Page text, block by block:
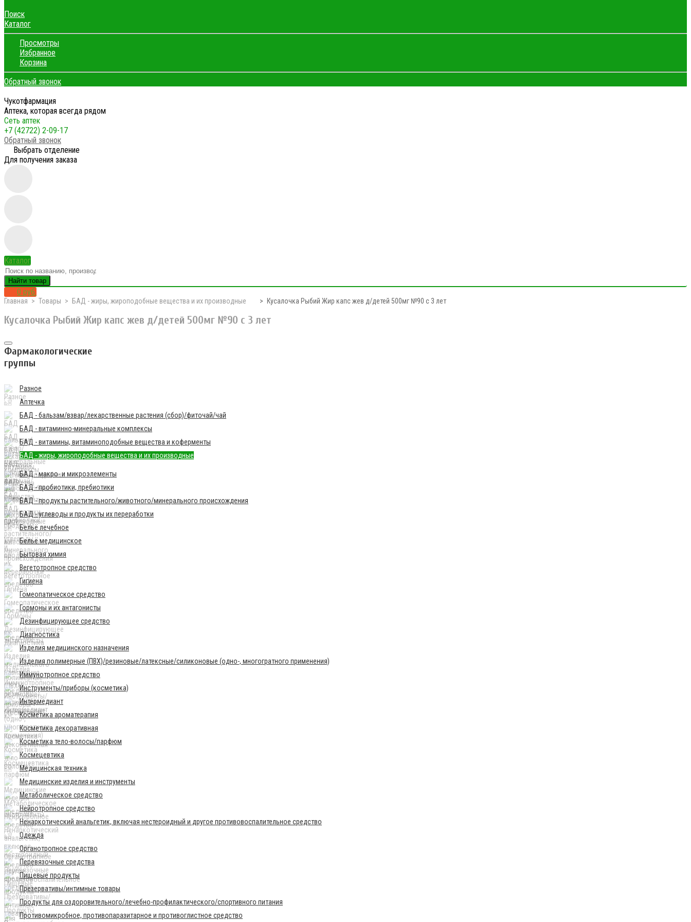
Поиск
Каталог
Просмотры
Избранное
Корзина
Обратный звонок
Чукотфармация
Аптека, которая всегда рядом
Сеть аптек
+7 (42722) 2-09-17
Обратный звонок
Выбрать отделение
Для получения заказа
Каталог
Найти товар
0 руб.
Главная Товары БАД - жиры, жироподобные вещества и их производные Кусалочка Рыбий Жир капс жев д/детей 500мг №90 с 3 лет
Кусалочка Рыбий Жир капс жев д/детей 500мг №90 с 3 лет
Фармакологические
группы
Разное
Аптечка
БАД - бальзам/взвар/лекарственные растения (сбор)/фиточай/чай
БАД - витаминно-минеральные комплексы
БАД - витамины, витаминоподобные вещества и коферменты
БАД - жиры, жироподобные вещества и их производные
БАД - макро- и микроэлементы
БАД - пробиотики, пребиотики
БАД - продукты растительного/животного/минерального происхождения
БАД - углеводы и продукты их переработки
Бельё лечебное
Бельё медицинское
Бытовая химия
Вегетотропное средство
Гигиена
Гомеопатическое средство
Гормоны и их антагонисты
Дезинфицирующее средство
Диагностика
Изделия медицинского назначения
Изделия полимерные (ПВХ)/резиновые/латексные/силиконовые (одно-, многогратного применения)
Иммунотропное средство
Инструменты/приборы (косметика)
Интермедиант
Косметика ароматерапия
Косметика декоративная
Косметика тело-волосы/парфюм
Космецевтика
Медицинская техника
Медицинские изделия и инструменты
Метаболическое средство
Нейротропное средство
Ненаркотический анальгетик, включая нестероидный и другое противовоспалительное средство
Одежда
Органотропное средство
Перевязочные средства
Пищевые продукты
Презервативы/интимные товары
Продукты для оздоровительного/лечебно-профилактического/спортивного питания
Противомикробное, противопаразитарное и противоглистное средство